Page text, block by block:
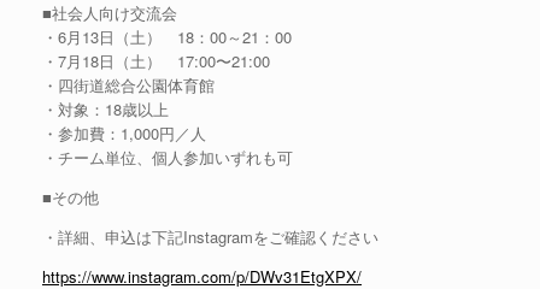
■社会人向け交流会
・6月13日（土） 18：00～21：00
・7月18日（土） 17:00〜21:00
・四街道総合公園体育館
・対象：18歳以上
・参加費：1,000円／人
・チーム単位、個人参加いずれも可
■その他
・詳細、申込は下記Instagramをご確認ください
https://www.instagram.com/p/DWv31EtgXPX/